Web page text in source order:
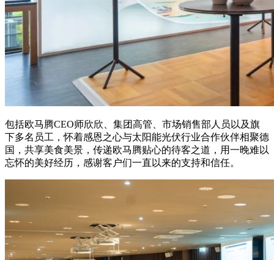
包括欧马腾CEO师欣欣、集团高管、市场销售部人员以及旗
下多名员工，怀着感恩之心与太阳能光伏行业合作伙伴相聚德
国，共享美食美景，传递欧马腾贴心的待客之道，用一晚难以
忘怀的美好经历，感谢客户们一直以来的支持和信任。